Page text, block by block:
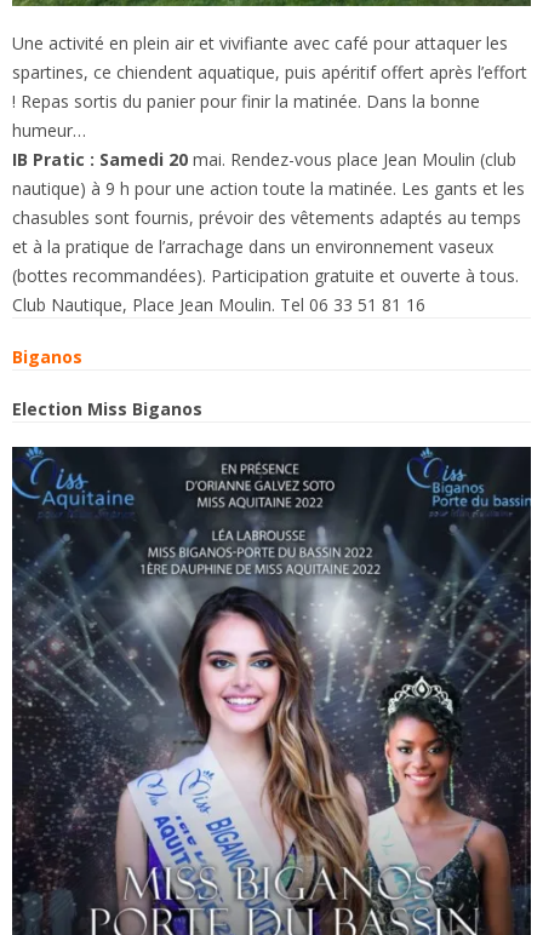
Une activité en plein air et vivifiante avec café pour attaquer les
spartines, ce chiendent aquatique, puis apéritif offert après l’effort
! Repas sortis du panier pour finir la matinée. Dans la bonne
humeur…
IB Pratic : Samedi 20 mai. Rendez-vous place Jean Moulin (club
nautique) à 9 h pour une action toute la matinée. Les gants et les
chasubles sont fournis, prévoir des vêtements adaptés au temps
et à la pratique de l’arrachage dans un environnement vaseux
(bottes recommandées). Participation gratuite et ouverte à tous.
Club Nautique, Place Jean Moulin. Tel 06 33 51 81 16
Biganos
Election Miss Biganos